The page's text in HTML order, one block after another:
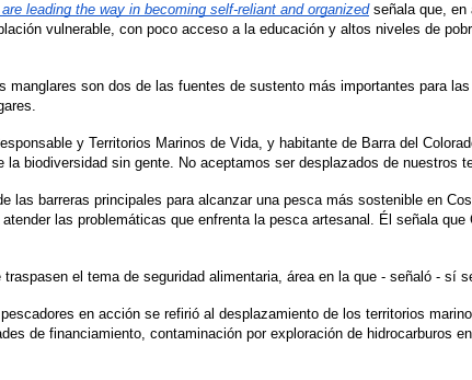
leading the way in becoming self-reliant and organized señala que, en
vulnerable, con poco acceso a la educación y altos niveles de
son dos de las fuentes de sustento más importantes para
y Territorios Marinos de Vida, y habitante de Barra del
biodiversidad sin gente. No aceptamos ser desplazados de nuestros
las barreras principales para alcanzar una pesca más sostenible en
las problemáticas que enfrenta la pesca artesanal. Él señala
el tema de seguridad alimentaria, área en la que - señaló - sí
en acción se refirió al desplazamiento de los territorios
de financiamiento, contaminación por exploración de hidrocarburos